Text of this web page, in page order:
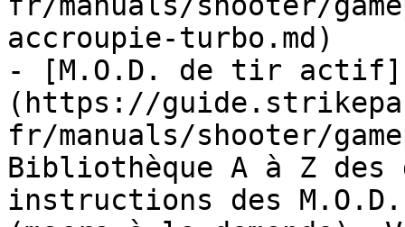
accroupie-turbo.md)
- [M.O.D. de tir actif]
(https://
fr/manuals/shooter/
Bibliothèque A à Z
instructions des M.O.D.